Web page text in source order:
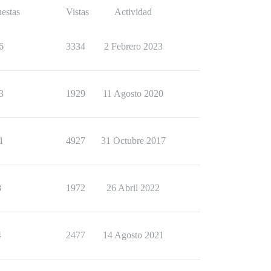
Vistas Actividad
3334 2 Febrero 2023
1929 11 Agosto 2020
4927 31 Octubre 2017
1972 26 Abril 2022
2477 14 Agosto 2021